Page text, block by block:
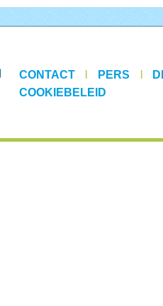
CONTACT | PERS |
COOKIEBELEID